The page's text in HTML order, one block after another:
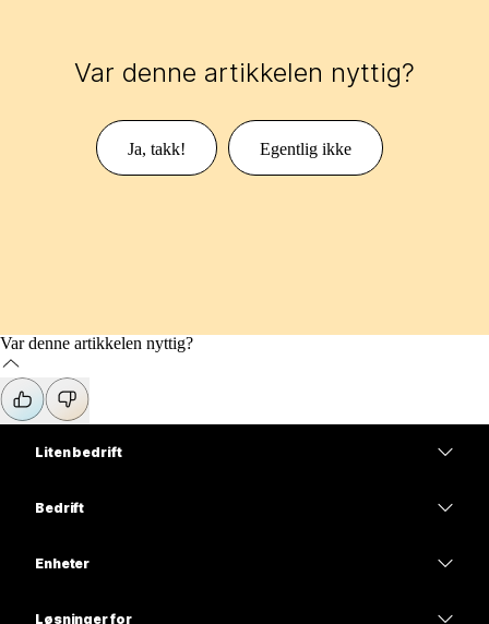
Var denne artikkelen nyttig?
Ja, takk! Egentlig ikke
Var denne artikkelen nyttig?
Liten bedrift
Bedrift
Enheter
Løsninger for